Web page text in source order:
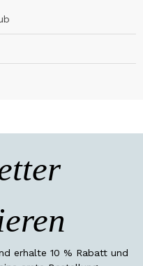
erhalte 10 % Rabatt und